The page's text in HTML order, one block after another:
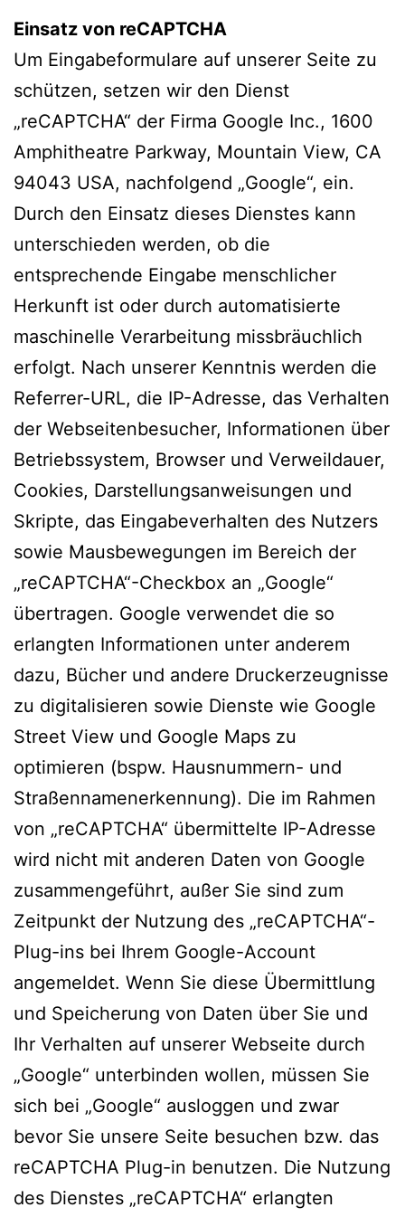
Einsatz von reCAPTCHA
Um Eingabeformulare auf unserer Seite zu
schützen, setzen wir den Dienst
„reCAPTCHA“ der Firma Google Inc., 1600
Amphitheatre Parkway, Mountain View, CA
94043 USA, nachfolgend „Google“, ein.
Durch den Einsatz dieses Dienstes kann
unterschieden werden, ob die
entsprechende Eingabe menschlicher
Herkunft ist oder durch automatisierte
maschinelle Verarbeitung missbräuchlich
erfolgt. Nach unserer Kenntnis werden die
Referrer-URL, die IP-Adresse, das Verhalten
der Webseitenbesucher, Informationen über
Betriebssystem, Browser und Verweildauer,
Cookies, Darstellungsanweisungen und
Skripte, das Eingabeverhalten des Nutzers
sowie Mausbewegungen im Bereich der
„reCAPTCHA“-Checkbox an „Google“
übertragen. Google verwendet die so
erlangten Informationen unter anderem
dazu, Bücher und andere Druckerzeugnisse
zu digitalisieren sowie Dienste wie Google
Street View und Google Maps zu
optimieren (bspw. Hausnummern- und
Straßennamenerkennung). Die im Rahmen
von „reCAPTCHA“ übermittelte IP-Adresse
wird nicht mit anderen Daten von Google
zusammengeführt, außer Sie sind zum
Zeitpunkt der Nutzung des „reCAPTCHA“-
Plug-ins bei Ihrem Google-Account
angemeldet. Wenn Sie diese Übermittlung
und Speicherung von Daten über Sie und
Ihr Verhalten auf unserer Webseite durch
„Google“ unterbinden wollen, müssen Sie
sich bei „Google“ ausloggen und zwar
bevor Sie unsere Seite besuchen bzw. das
reCAPTCHA Plug-in benutzen. Die Nutzung
des Dienstes „reCAPTCHA“ erlangten